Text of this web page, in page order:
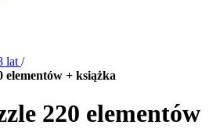
lat /
elementów + książka
220 elementów